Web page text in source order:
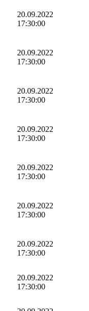
20.09.2022
17:30:00
20.09.2022
17:30:00
20.09.2022
17:30:00
20.09.2022
17:30:00
20.09.2022
17:30:00
20.09.2022
17:30:00
20.09.2022
17:30:00
20.09.2022
17:30:00